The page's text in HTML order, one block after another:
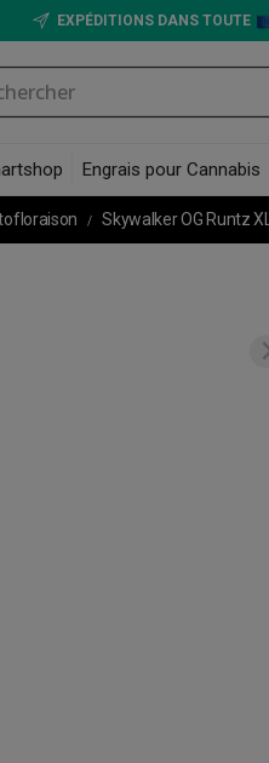
EXPÉDITIONS DANS TOUTE
Engrais pour Cannabis
Skywalker OG Runtz